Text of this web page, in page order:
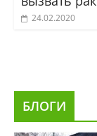
24.02.2020
БЛОГИ